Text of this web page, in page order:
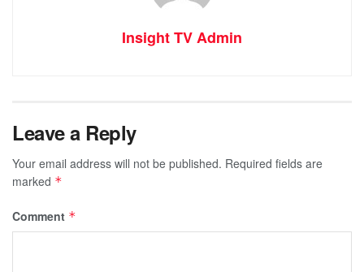
Insight TV Admin
Leave a Reply
Your email address will not be published. Required fields are
marked *
Comment *